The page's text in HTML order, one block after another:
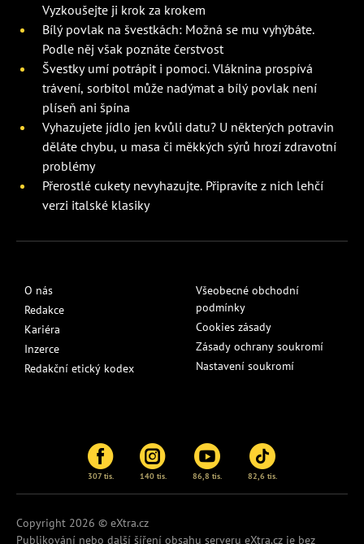
Vyzkoušejte ji krok za krokem
Bílý povlak na švestkách: Možná se mu vyhýbáte.
Podle něj však poznáte čerstvost
Švestky umí potrápit i pomoci. Vláknina prospívá
trávení, sorbitol může nadýmat a bílý povlak není
plíseň ani špína
Vyhazujete jídlo jen kvůli datu? U některých potravin
děláte chybu, u masa či měkkých sýrů hrozí zdravotní
problémy
Přerostlé cukety nevyhazujte. Připravíte z nich lehčí
verzi italské klasiky
O nás
Redakce
Kariéra
Inzerce
Redakční etický kodex
Všeobecné obchodní
podmínky
Cookies zásady
Zásady ochrany soukromí
Nastavení soukromí
307 tis. 140 tis. 86,8 tis. 82,6 tis.
Copyright 2026 © eXtra.cz
Publikování nebo další šíření obsahu serveru eXtra.cz je bez